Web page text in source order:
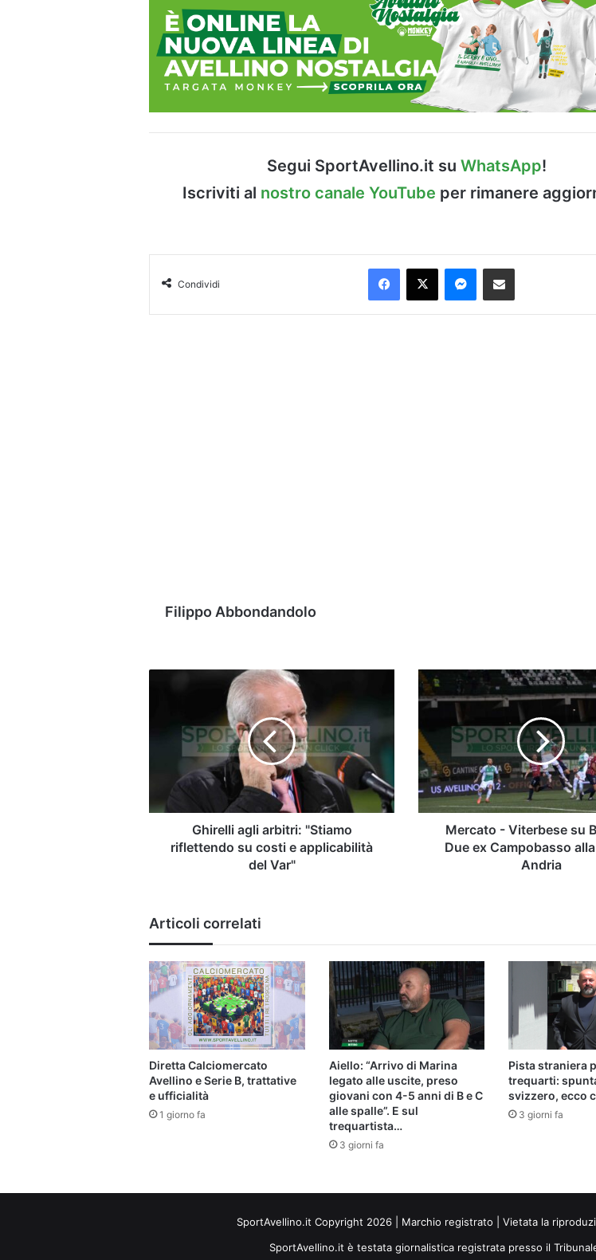
Segui SportAvellino.it su WhatsApp!
Iscriviti al nostro canale YouTube per rimanere
Condividi
Facebook
X Messenger
Condividi via Email
Filippo Abbondandolo
"Stiamo
riflettendo
applicabilità
Ghirelli agli arbitri: "Stiamo
riflettendo su costi e applicabilità
del Var"
Mercato
-
Viterbese
su
Bunino.
Due
ex
Campobasso
alla
Fidelis
Andria
Mercato - Viterbese su
Due ex Campobasso
Andria
Articoli correlati
Diretta Calciomercato
Avellino e Serie B, trattative
e ufficialità
1 giorno fa
Aiello: “Arrivo di Marina
legato alle uscite, preso
giovani con 4-5 anni di B e C
alle spalle”. E sul
trequartista…
3 giorni fa
Pista straniera
trequarti:
svizzero, ecco
3 giorni fa
SportAvellino.it Copyright 2026 | Marchio registrato | Vietata la
SportAvellino.it è testata giornalistica registrata presso il